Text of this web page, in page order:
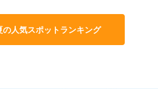
の人気スポットランキング